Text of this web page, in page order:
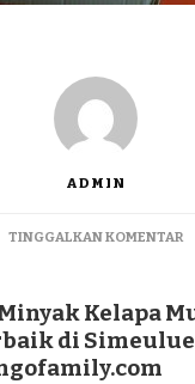
ADMIN
TINGGALKAN KOMENTAR
Kelapa
di